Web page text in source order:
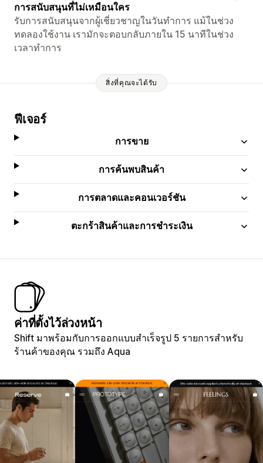
การสนับสนุนที่ไม่เหมือนใคร
รับการสนับสนุนจากผู้เชี่ยวชาญในวันทำการ แม้ในช่วง
ทดลองใช้งาน เรามักจะตอบกลับภายใน 15 นาทีในช่วง
เวลาทำการ
สิ่งที่คุณจะได้รับ
ฟีเจอร์
การขาย
การค้นพบสินค้า
การตลาดและคอนเวอร์ชัน
ตะกร้าสินค้าและการชำระเงิน
ค่าที่ตั้งไว้ล่วงหน้า
Shift มาพร้อมกับการออกแบบสำเร็จรูป 5 รายการสำหรับ
ร้านค้าของคุณ รวมถึง Aqua